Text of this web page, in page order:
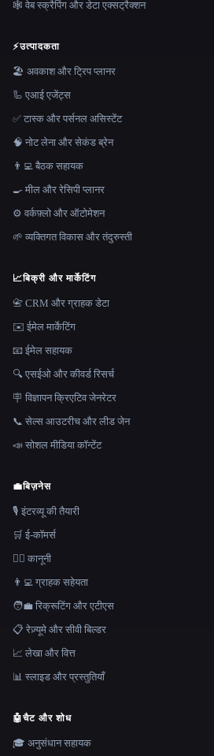
🕸️ वेब स्क्रैपिंग और डेटा एक्सट्रैक्शन
⚡उत्पादकता
🏖 अवकाश और ट्रिप प्लानर
🦾 एआई एजेंट्स
✅ टास्क और पर्सनल असिस्टेंट
🧠 नोट लेना और सेकंड ब्रेन
👨‍💻 बैठक सहायक
🍳 मील और रेसिपी प्लानर
⚙️ वर्कफ़्लो और ऑटोमेशन
🌱 व्यक्तिगत विकास और तंदुरुस्ती
📈बिक्री और मार्केटिंग
📇 CRM और ग्राहक डेटा
✉️ ईमेल मार्केटिंग
📧 ईमेल सहायक
🔍 एसईओ और कीवर्ड रिसर्च
🪧 विज्ञापन क्रिएटिव जेनरेटर
📞 सेल्स आउटरीच और लीड जेन
📣 सोशल मीडिया कॉन्टेंट
💼बिज़नेस
🎙️ इंटरव्यू की तैयारी
🛒 ई-कॉमर्स
👩‍⚖️ कानूनी
👨‍💻 ग्राहक सहेयता
🧑‍💼 रिक्रूटिंग और एटीएस
📋 रेज़्यूमे और सीवी बिल्डर
📈 लेखा और वित्त
📊 स्लाइड और प्रस्तुतियाँ
🤖चैट और शोध
🎓 अनुसंधान सहायक